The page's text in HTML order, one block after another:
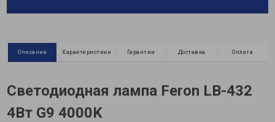
Описание Характеристики Гарантии Доставка Оплата
Светодиодная лампа Feron LB-432
4Вт G9 4000K